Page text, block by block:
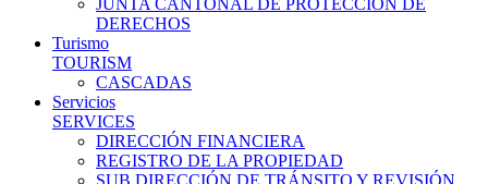
JUNTA CANTONAL DE PROTECCIÓN DE
DERECHOS
Turismo
TOURISM
CASCADAS
Servicios
SERVICES
DIRECCIÓN FINANCIERA
REGISTRO DE LA PROPIEDAD
SUB DIRECCIÓN DE TRÁNSITO Y REVISIÓN